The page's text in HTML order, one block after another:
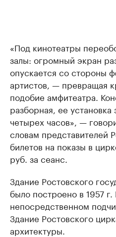
«Под кинотеатры
залы: огромный экран
опускается со стороны
артистов, — превращая
подобие амфитеатра.
разборная, ее установка
четырех часов», —
словам представителей
билетов на показы в
руб. за сеанс.
Здание Ростовского
было построено в 1957 г.
непосредственном
Здание Ростовского
архитектуры.